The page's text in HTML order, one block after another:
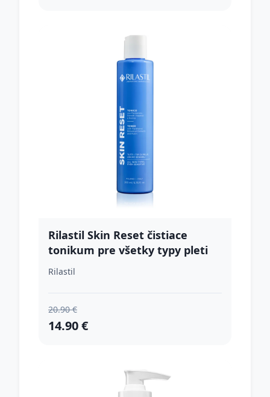
Rilastil Skin Reset čistiace
tonikum pre všetky typy pleti
200 ml
Rilastil
20.90 €
14.90 €